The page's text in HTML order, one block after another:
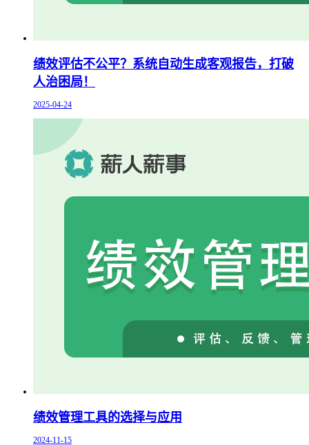
绩效评估不公平？系统自动生成客观报告，打破
人治困局！
2025-04-24
绩效管理工具的选择与应用
2024-11-15